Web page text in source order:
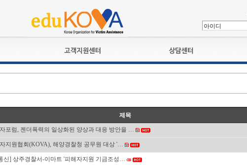
공지사항
규정ㆍ양식
상담접수
제목
포럼, 젠더폭력의 일상화된 양상과 대응 방안을 …
지원협회(KOVA), 해양경찰청 공무원 대상 '…
신] 상주경찰서-이마트 '피해자지원 기금조성…